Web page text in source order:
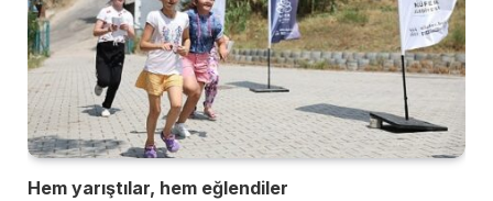
Hem yarıştılar, hem eğlendiler